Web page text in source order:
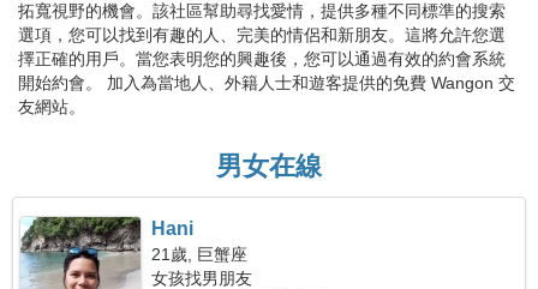
拓寬視野的機會。該社區幫助尋找愛情，提供多種不同標準的搜索
選項，您可以找到有趣的人、完美的情侶和新朋友。這將允許您選
擇正確的用戶。當您表明您的興趣後，您可以通過有效的約會系統
開始約會。 加入為當地人、外籍人士和遊客提供的免費 Wangon 交
友網站。
男女在線
Hani
21歲, 巨蟹座
女孩找男朋友